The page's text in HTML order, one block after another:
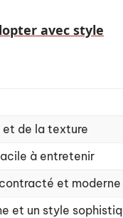
avec style
et de la texture
à entretenir
et moderne
et un style